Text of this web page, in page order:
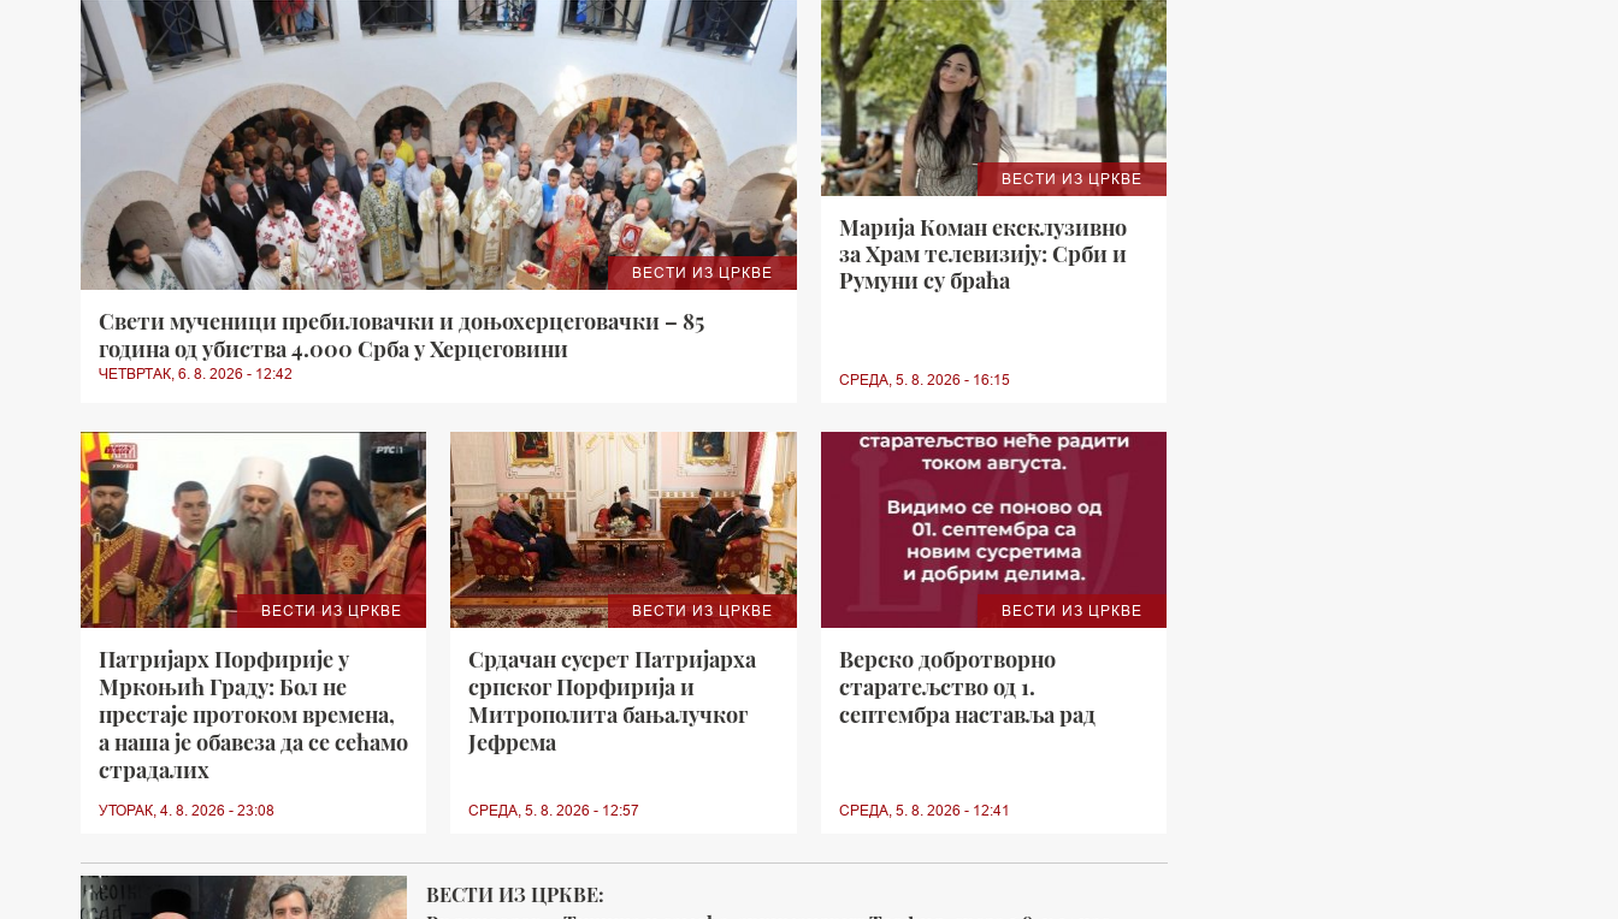
ВЕСТИ ИЗ ЦРКВЕ
Свети мученици пребиловачки и доњохерцеговачки – 85
година од убиства 4.000 Срба у Херцеговини
ЧЕТВРТАК, 6. 8. 2026 - 12:42
ВЕСТИ ИЗ ЦРКВЕ
Марија Коман ексклузивно
за Храм телевизију: Срби и
Румуни су браћа
СРЕДА, 5. 8. 2026 - 16:15
ВЕСТИ ИЗ ЦРКВЕ
Патријарх Порфирије у
Мркоњић Граду: Бол не
престаје протоком времена,
а наша је обавеза да се сећамо
страдалих
УТОРАК, 4. 8. 2026 - 23:08
ВЕСТИ ИЗ ЦРКВЕ
Срдачан сусрет Патријарха
српског Порфирија и
Митрополита бањалучког
Јефрема
СРЕДА, 5. 8. 2026 - 12:57
ВЕСТИ ИЗ ЦРКВЕ
Верско добротворно
старатељство од 1.
септембра наставља рад
СРЕДА, 5. 8. 2026 - 12:41
ВЕСТИ ИЗ ЦРКВЕ: